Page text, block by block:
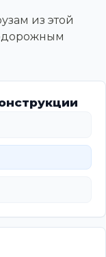
из этой